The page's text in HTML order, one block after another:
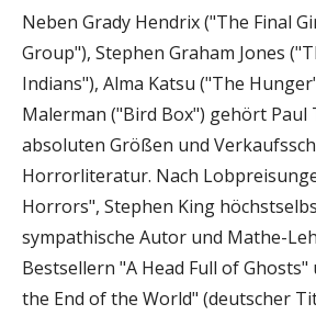
Neben Grady Hendrix ("The Final
Group"), Stephen Graham Jones
Indians"), Alma Katsu ("The
Malerman ("Bird Box") gehört Paul
absoluten Größen und
Horrorliteratur. Nach
Horrors", Stephen King
sympathische Autor und Mathe-
Bestsellern "A Head Full of
the End of the World" (deutscher